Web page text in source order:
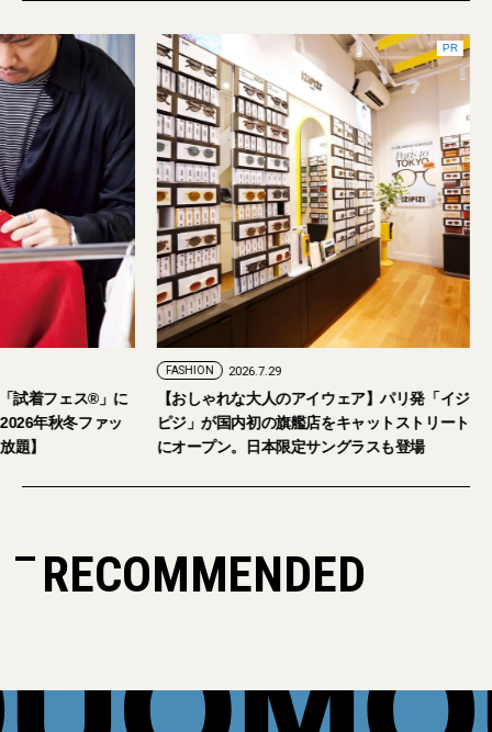
試着フェス®︎」に
年秋冬ファッ
題】
PR
FASHION 2026.7.29
【おしゃれな大人のアイウェア】パリ発「イジ
ピジ」が国内初の旗艦店をキャットストリート
にオープン。日本限定サングラスも登場
RECOMMENDED